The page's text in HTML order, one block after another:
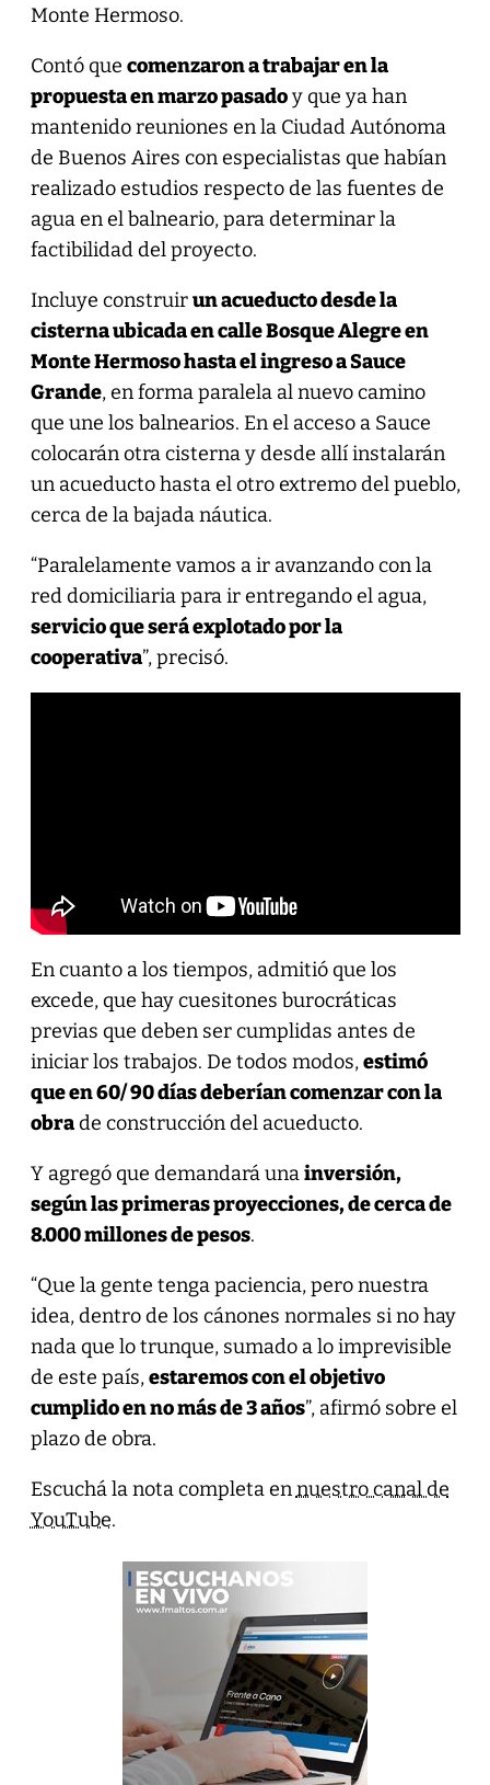
Monte Hermoso.
Contó que comenzaron a trabajar en la
propuesta en marzo pasadoy que ya han
mantenido reuniones en la Ciudad Autónoma
de Buenos Aires con especialistas que habían
realizado estudios respecto de las fuentes de
agua en el balneario, para determinar la
factibilidad del proyecto.
Incluye construirun acueducto desde la
cisterna ubicada en calle Bosque Alegre en
Monte Hermoso hasta el ingreso a Sauce
Grande, en forma paralela al nuevo camino
que une los balnearios. En el acceso a Sauce
colocarán otra cisterna y desde allí instalarán
un acueducto hasta el otro extremo del pueblo,
cerca de la bajada náutica.
“Paralelamente vamos a ir avanzando con la
red domiciliaria para ir entregando el agua,
servicio que será explotado por la
cooperativa”, precisó.
En cuanto a los tiempos, admitió que los
excede, que hay cuesitones burocráticas
previas que deben ser cumplidas antes de
iniciar los trabajos. De todos modos,estimó
que en 60/ 90 días deberían comenzar con la
obrade construcción del acueducto.
Y agregó que demandará unainversión,
según las primeras proyecciones, de cerca de
8.000 millones de pesos.
“Que la gente tenga paciencia, pero nuestra
idea, dentro de los cánones normales si no hay
nada que lo trunque, sumado a lo imprevisible
de este país,estaremos con el objetivo
cumplido en no más de 3 años”, afirmó sobre el
plazo de obra.
Escuchá la nota completa ennuestro canal de
YouTube.